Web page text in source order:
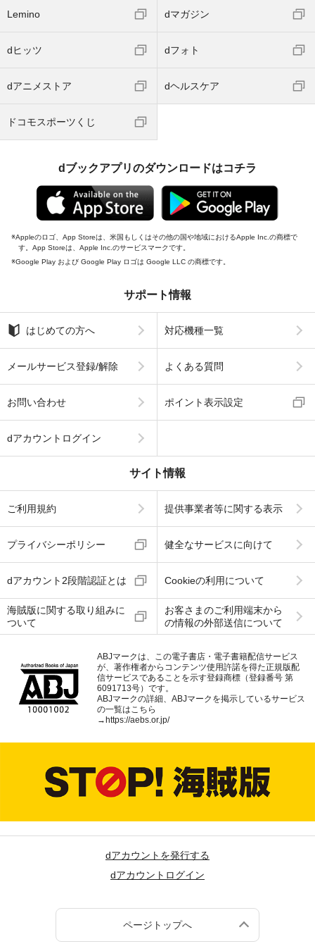
Lemino dマガジン
dヒッツ dフォト
dアニメストア dヘルスケア
ドコモスポーツくじ
dブックアプリのダウンロードはコチラ
Appleのロゴ、App Storeは、米国もしくはその他の国や地域におけるApple Inc.の商標で
す。App Storeは、Apple Inc.のサービスマークです。
Google Play および Google Play ロゴは Google LLC の商標です。
サポート情報
はじめての方へ 対応機種一覧
メールサービス登録/解除 よくある質問
お問い合わせ ポイント表示設定
dアカウントログイン
サイト情報
ご利用規約 提供事業者等に関する表示
プライバシーポリシー 健全なサービスに向けて
dアカウント2段階認証とは Cookieの利用について
海賊版に関する取り組みに
ついて
お客さまのご利用端末から
の情報の外部送信について
ABJマークは、この電子書店・電子書籍配信サービス
が、著作権者からコンテンツ使用許諾を得た正規版配
信サービスであることを示す登録商標（登録番号 第
6091713号）です。
ABJマークの詳細、ABJマークを掲示しているサービス
の一覧はこちら
→https://aebs.or.jp/
dアカウントを発行する
dアカウントログイン
ページトップへ